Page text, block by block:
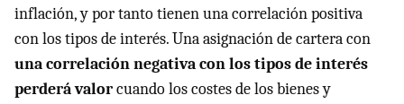
inflación, y por tanto tienen una correlación positiva
con los tipos de interés. Una asignación de cartera con
una correlación negativa con los tipos de interés
perderá valorcuando los costes de los bienes y